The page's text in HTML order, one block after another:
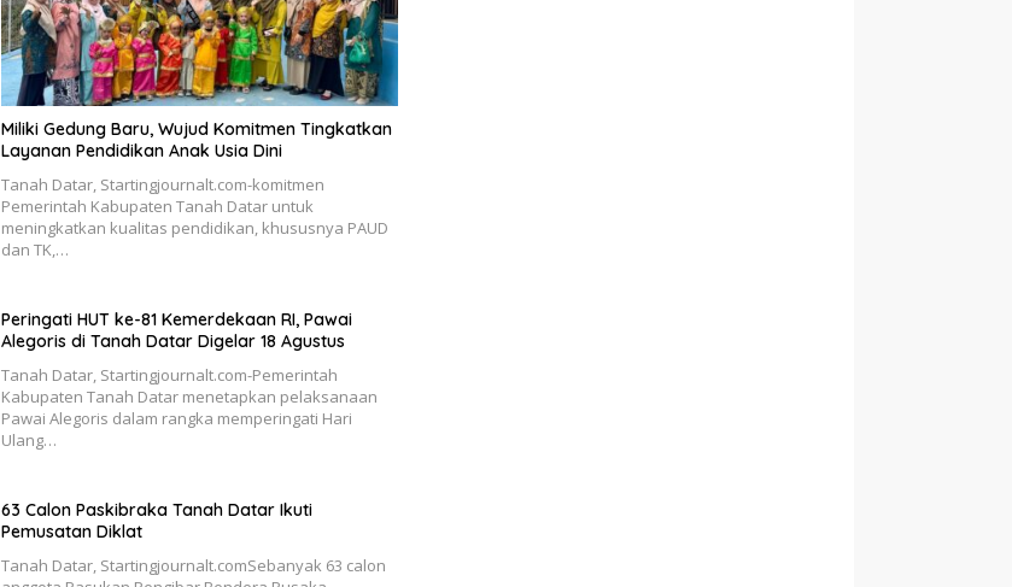
Miliki Gedung Baru, Wujud Komitmen Tingkatkan
Layanan Pendidikan Anak Usia Dini
Tanah Datar, Startingjournalt.com-komitmen
Pemerintah Kabupaten Tanah Datar untuk
meningkatkan kualitas pendidikan, khususnya PAUD
dan TK,…
Peringati HUT ke-81 Kemerdekaan RI, Pawai
Alegoris di Tanah Datar Digelar 18 Agustus
Tanah Datar, Startingjournalt.com-Pemerintah
Kabupaten Tanah Datar menetapkan pelaksanaan
Pawai Alegoris dalam rangka memperingati Hari
Ulang…
63 Calon Paskibraka Tanah Datar Ikuti
Pemusatan Diklat
Tanah Datar, Startingjournalt.comSebanyak 63 calon